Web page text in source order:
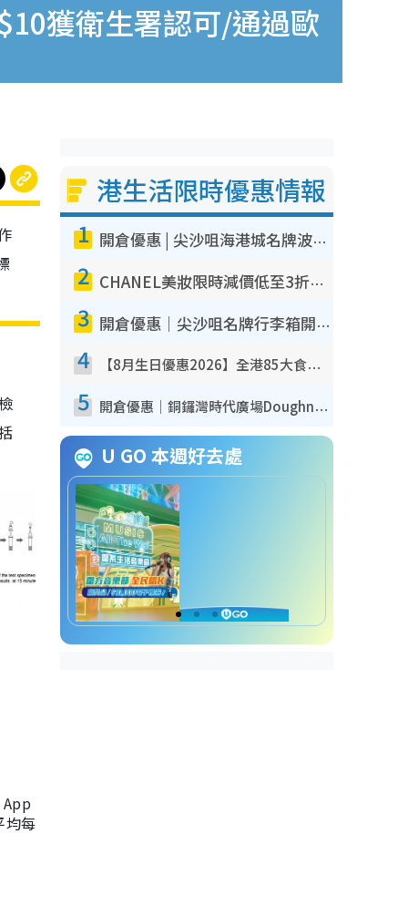
獲衛生署認可/通過歐
均每
港生活限時優惠情報
1 開倉優惠 | 尖沙咀海港城名牌波鞋開倉低至1折！On鞋$899起／Joy&Peace鞋履$98起
2 CHANEL美妝限時減價低至3折！人氣粉底/唇膏/精華液低至$275！COCO香水都有平
3 開倉優惠｜尖沙咀名牌行李箱開倉低至4折！一連5日 American Tourister/ace./Hallmark $200起！
4 【8月生日優惠2026】全港85大食買玩著數攻略 自助餐/火鍋放題同行免費＋誠品/DONKI送現金券
5 開倉優惠｜銅鑼灣時代廣場Doughnut/Campo Marzio開倉低至1折！背囊、書包、手袋劈價$200起
U GO 本週好去處